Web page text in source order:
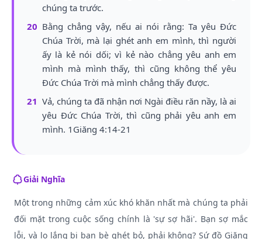
chúng ta trước.
20 Bằng chẳng vậy, nếu ai nói rằng: Ta yêu Đức
Chúa Trời, mà lại ghét anh em mình, thì người
ấy là kẻ nói dối; vì kẻ nào chẳng yêu anh em
mình mà mình thấy, thì cũng không thể yêu
Đức Chúa Trời mà mình chẳng thấy được.
21 Vả, chúng ta đã nhận nơi Ngài điều răn nầy, là ai
yêu Đức Chúa Trời, thì cũng phải yêu anh em
mình. 1Giăng 4:14-21
Giải Nghĩa
Một trong những cảm xúc khó khăn nhất mà chúng ta phải
đối mặt trong cuộc sống chính là 'sự sợ hãi'. Bạn sợ mắc
lỗi, và lo lắng bị bạn bè ghét bỏ, phải không? Sứ đồ Giăng